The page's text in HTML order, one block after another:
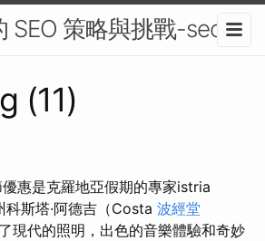
SEO 策略與挑戰-seo
(11)
惠是克羅地亞假期的專家istria
斯塔·阿德吉（Costa 波經堂
現代的照明，出色的音樂體驗和奇妙